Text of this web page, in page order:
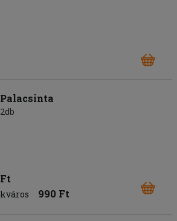
Palacsinta
2db
990 Ft